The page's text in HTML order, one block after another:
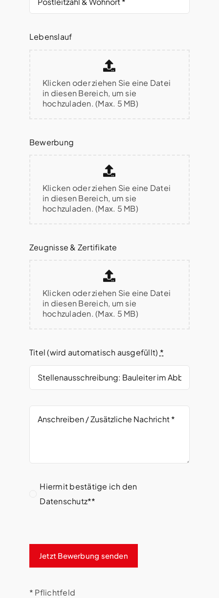
Lebenslauf
Klicken oder ziehen Sie eine Datei
in diesen Bereich, um sie
hochzuladen. (Max. 5 MB)
Bewerbung
Klicken oder ziehen Sie eine Datei
in diesen Bereich, um sie
hochzuladen. (Max. 5 MB)
Zeugnisse & Zertifikate
Klicken oder ziehen Sie eine Datei
in diesen Bereich, um sie
hochzuladen. (Max. 5 MB)
Titel (wird automatisch ausgefüllt) *
Hiermit bestätige ich den
Datenschutz**
Jetzt Bewerbung senden
* Pflichtfeld